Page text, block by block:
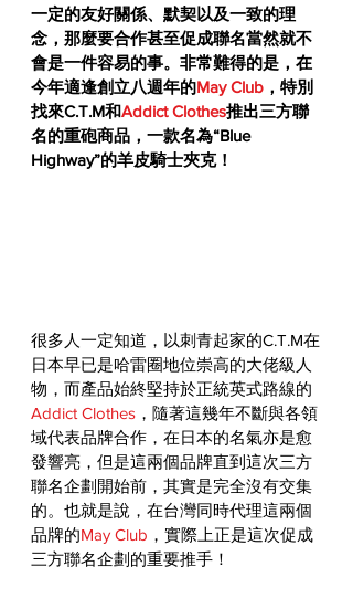
一定的友好關係、默契以及一致的理
念，那麼要合作甚至促成聯名當然就不
會是一件容易的事。非常難得的是，在
今年適逢創立八週年的May Club ，特別
找來C.T.M和Addict Clothes推出三方聯
名的重砲商品，一款名為“Blue
Highway”的羊皮騎士夾克！
很多人一定知道，以刺青起家的C.T.M在
日本早已是哈雷圈地位崇高的大佬級人
物，而產品始終堅持於正統英式路線的
Addict Clothes ，隨著這幾年不斷與各領
域代表品牌合作，在日本的名氣亦是愈
發響亮，但是這兩個品牌直到這次三方
聯名企劃開始前，其實是完全沒有交集
的。也就是說，在台灣同時代理這兩個
品牌的May Club ，實際上正是這次促成
三方聯名企劃的重要推手！